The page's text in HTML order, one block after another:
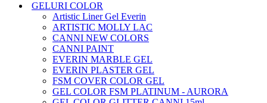
GELURI COLOR
Artistic Liner Gel Everin
ARTISTIC MOLLY LAC
CANNI NEW COLORS
CANNI PAINT
EVERIN MARBLE GEL
EVERIN PLASTER GEL
FSM COVER COLOR GEL
GEL COLOR FSM PLATINUM - AURORA